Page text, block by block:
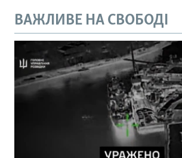
ВАЖЛИВЕ НА СВОБОДІ